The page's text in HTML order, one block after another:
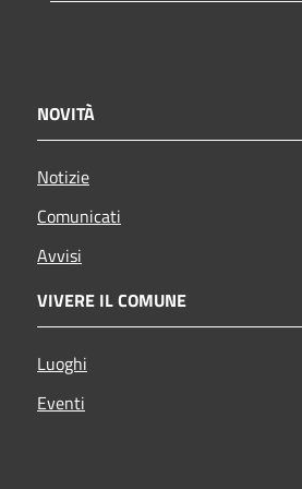
NOVITÀ
Notizie
Comunicati
Avvisi
VIVERE IL COMUNE
Luoghi
Eventi